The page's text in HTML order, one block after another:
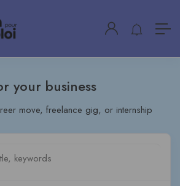
your business
move, freelance gig, or internship